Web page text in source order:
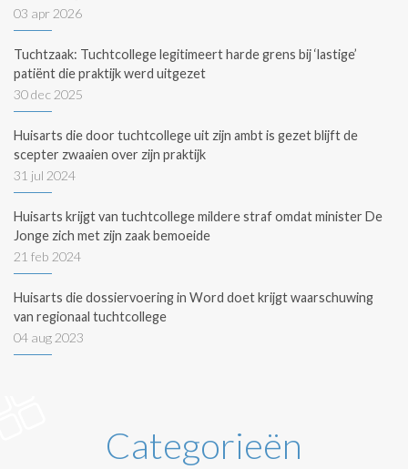
03 apr 2026
Tuchtzaak: Tuchtcollege legitimeert harde grens bij ‘lastige’
patiënt die praktijk werd uitgezet
30 dec 2025
Huisarts die door tuchtcollege uit zijn ambt is gezet blijft de
scepter zwaaien over zijn praktijk
31 jul 2024
Huisarts krijgt van tuchtcollege mildere straf omdat minister De
Jonge zich met zijn zaak bemoeide
21 feb 2024
Huisarts die dossiervoering in Word doet krijgt waarschuwing
van regionaal tuchtcollege
04 aug 2023
Categorieën